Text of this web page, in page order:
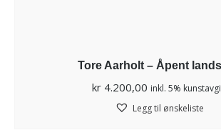
Tore Aarholt – Åpent
kr 4.200,00 inkl. 5%
Legg til ønskeliste